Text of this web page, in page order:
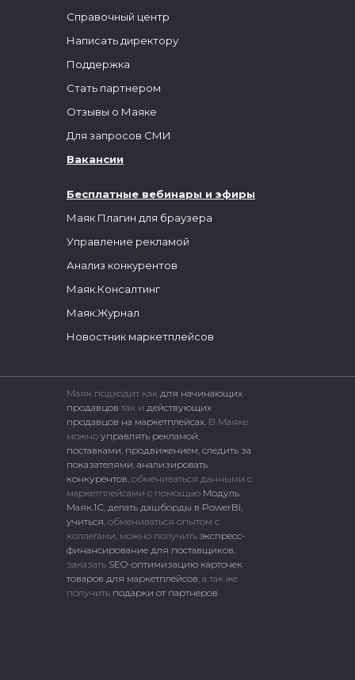
Бесплатные вебинары и эфиры
Маяк Плагин для браузера
Управление рекламой
Анализ конкурентов
Маяк.Консалтинг
Маяк.Журнал
Новостник маркетплейсов
Справочный центр
Написать директору
Поддержка
Стать партнером
Отзывы о Маяке
Для запросов СМИ
Вакансии
Маяк подходит как для начинающих
продавцов так и действующих
продавцов на маркетплейсах. В Маяке
можно управлять рекламой
поставками продвижением следить за
показателями анализировать
конкурентов , обмениваться данными с
маркетплейсами c помощью Модуль
Маяк.1С делать дашборды в PowerBI
учиться , обмениваться опытом с
коллегами, можно получить экспресс-
финансирование для поставщиков
заказать SEO-оптимизацию карточек
товаров для маркетплейсов , а так же
получить подарки от партнеров